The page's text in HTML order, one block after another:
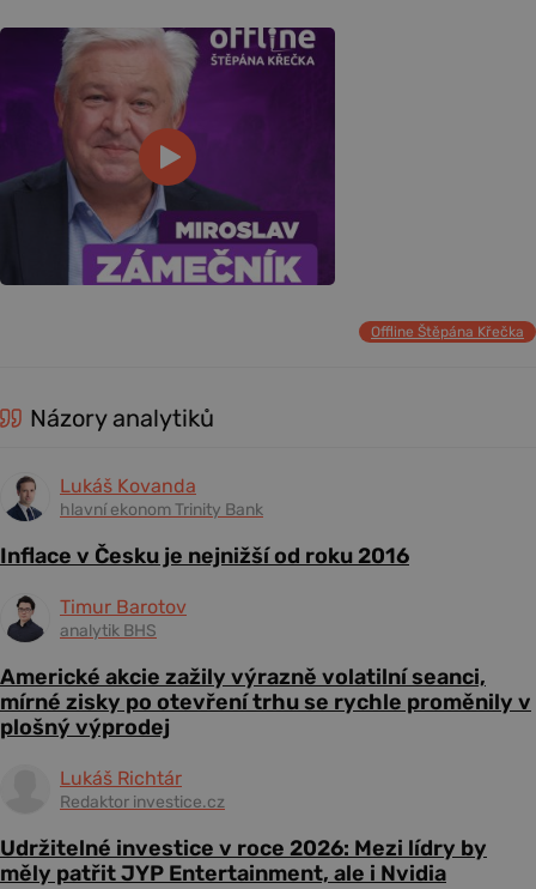
Offline Štěpána Křečka
Názory analytiků
Lukáš Kovanda
hlavní ekonom Trinity Bank
Inflace v Česku je nejnižší od roku 2016
Timur Barotov
analytik BHS
Americké akcie zažily výrazně volatilní seanci,
mírné zisky po otevření trhu se rychle proměnily v
plošný výprodej
Lukáš Richtár
Redaktor investice.cz
Udržitelné investice v roce 2026: Mezi lídry by
měly patřit JYP Entertainment, ale i Nvidia